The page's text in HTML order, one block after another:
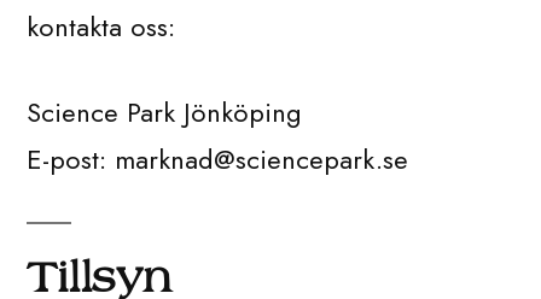
kontakta oss:
Science Park Jönköping
E-post: marknad@sciencepark.se
Tillsyn